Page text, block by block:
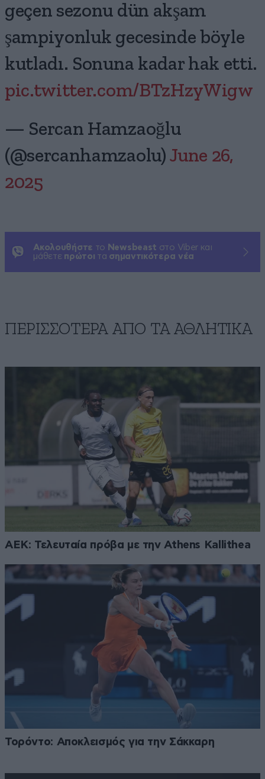
geçen sezonu dün akşam
şampiyonluk gecesinde böyle
kutladı. Sonuna kadar hak etti.
pic.twitter.com/BTzHzyWigw
— Sercan Hamzaoğlu
(@sercanhamzaolu) June 26,
2025
Ακολουθήστε το Newsbeast στο Viber και
μάθετε πρώτοι τα σημαντικότερα νέα
ΠΕΡΙΣΣΟΤΕΡΑ ΑΠΟ ΤA ΑΘΛΗΤΙΚΑ
ΑΕΚ: Τελευταία πρόβα με την Athens Kallithea
Τορόντο: Αποκλεισμός για την Σάκκαρη